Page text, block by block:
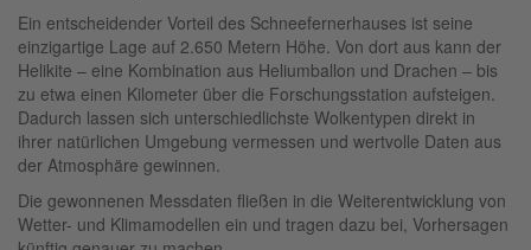
Ein entscheidender Vorteil des Schneefernerhauses ist seine
einzigartige Lage auf 2.650 Metern Höhe. Von dort aus kann der
Helikite – eine Kombination aus Heliumballon und Drachen – bis
zu etwa einen Kilometer über die Forschungsstation aufsteigen.
Dadurch lassen sich unterschiedlichste Wolkentypen direkt in
ihrer natürlichen Umgebung vermessen und wertvolle Daten aus
der Atmosphäre gewinnen.
Die gewonnenen Messdaten fließen in die Weiterentwicklung von
Wetter- und Klimamodellen ein und tragen dazu bei, Vorhersagen